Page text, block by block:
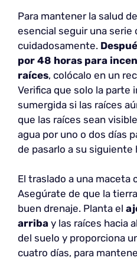
Para mantener la salud
esencial seguir una serie
cuidadosamente.
por 48 horas para
raíces, colócalo en un
Verifica que solo la parte
sumergida si las raíces
que las raíces sean
agua por uno o dos días
de pasarlo a su siguiente
El traslado a una maceta
Asegúrate de que la
buen drenaje. Planta el
arriba y las raíces hacia
del suelo y proporciona
cuatro días, para